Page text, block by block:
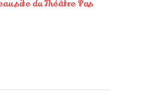
site du Théâtre Pas